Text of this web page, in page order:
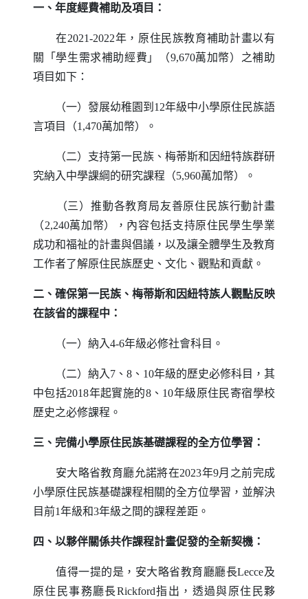
一、年度經費補助及項目：
在2021-2022年，原住民族教育補助計畫以有
關「學生需求補助經費」（9,670萬加幣）之補助
項目如下：
（一）發展幼稚園到12年級中小學原住民族語
言項目（1,470萬加幣）。
（二）支持第一民族、梅蒂斯和因紐特族群研
究納入中學課綱的研究課程（5,960萬加幣）。
（三）推動各教育局友善原住民族行動計畫
（2,240萬加幣），內容包括支持原住民學生學業
成功和福祉的計畫與倡議，以及讓全體學生及教育
工作者了解原住民族歷史、文化、觀點和貢獻。
二、確保第一民族、梅蒂斯和因紐特族人觀點反映
在該省的課程中：
（一）納入4-6年級必修社會科目。
（二）納入7、8、10年級的歷史必修科目，其
中包括2018年起實施的8、10年級原住民寄宿學校
歷史之必修課程。
三、完備小學原住民族基礎課程的全方位學習：
安大略省教育廳允諾將在2023年9月之前完成
小學原住民族基礎課程相關的全方位學習，並解決
目前1年級和3年級之間的課程差距。
四、以夥伴關係共作課程計畫促發的全新契機：
值得一提的是，安大略省教育廳廳長Lecce及
原住民事務廳長Rickford指出，透過與原住民夥